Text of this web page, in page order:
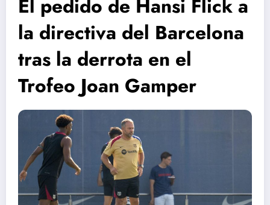
El pedido de Hansi Flick a
la directiva del Barcelona
tras la derrota en el
Trofeo Joan Gamper